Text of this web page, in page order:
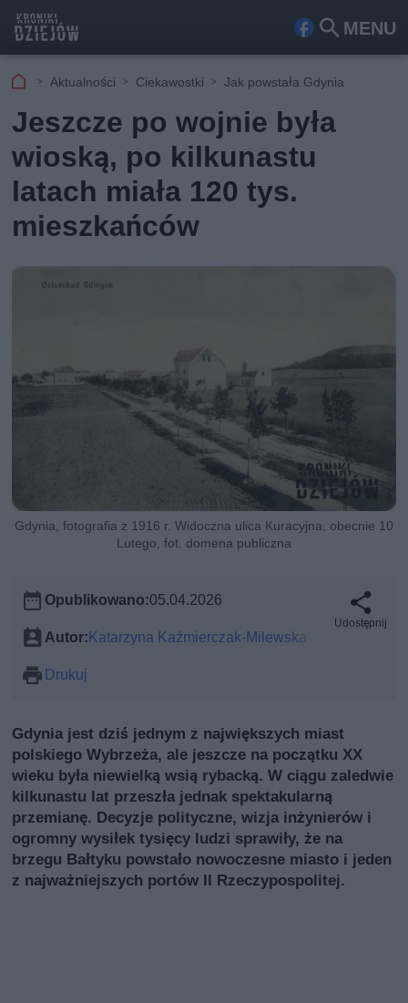
MENU
Fa
ook
Szu
kaj
Aktualności Ciekawostki Jak powstała Gdynia
Jeszcze po wojnie była
wioską, po kilkunastu
latach miała 120 tys.
mieszkańców
Gdynia, fotografia z 1916 r. Widoczna ulica Kuracyjna, obecnie 10
Lutego, fot. domena publiczna
Opublikowano:05.04.2026
Autor:Katarzyna Kaźmierczak-Milewska
Drukuj
Udostępnij
Gdynia jest dziś jednym z największych miast
polskiego Wybrzeża, ale jeszcze na początku XX
wieku była niewielką wsią rybacką. W ciągu zaledwie
kilkunastu lat przeszła jednak spektakularną
przemianę. Decyzje polityczne, wizja inżynierów i
ogromny wysiłek tysięcy ludzi sprawiły, że na
brzegu Bałtyku powstało nowoczesne miasto i jeden
z najważniejszych portów II Rzeczypospolitej.